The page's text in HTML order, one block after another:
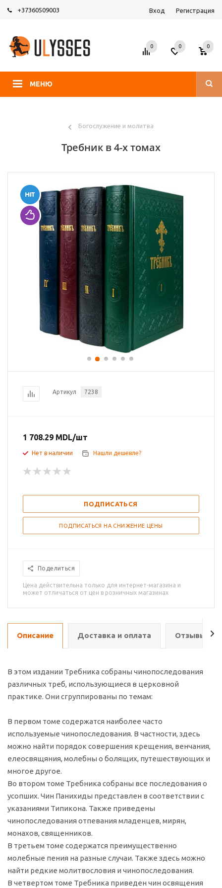
+37360509003 Вход Регистрация
МЕНЮ
0 0 0
Богослужение и молитва
Требник в 4-х томах
Артикул 7238
1 708.29 MDL/шт
Нет в наличии Нашли дешевле?
ПОДПИСАТЬСЯ
ПОДПИСАТЬСЯ НА СНИЖЕНИЕ ЦЕНЫ
Поделиться
Цена действительна только для интернет-магазина и
может отличаться от цен в розничных магазинах
Описание Доставка и оплата Отзывы о
В этом издании Требника собраны чинопоследования
различных треб, использующиеся в церковной
практике. Они сгруппированы по темам:
В первом томе содержатся наиболее часто
используемые чинопоследования. В частности, здесь
можно найти порядок совершения крещения, венчания,
елеосвящяния, молебны о болящих, путешествующих и
многое другое.
Во втором томе Требника собраны все последования о
усопших. Чин Панихиды представлен в соответствии с
указаниями Типикона. Также приведены
чинопоследования отпевания младенцев, мирян,
монахов, священников.
В третьем томе содержатся преимущественно
молебные пения на разные случаи. Также здесь можно
найти редкие молитвословия и чинопоследования.
В четвертом томе Требника приведен чин освящения